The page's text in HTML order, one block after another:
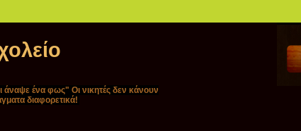
άναψε ένα φως" Oι νικητές δεν κάνουν
διαφορετικά!